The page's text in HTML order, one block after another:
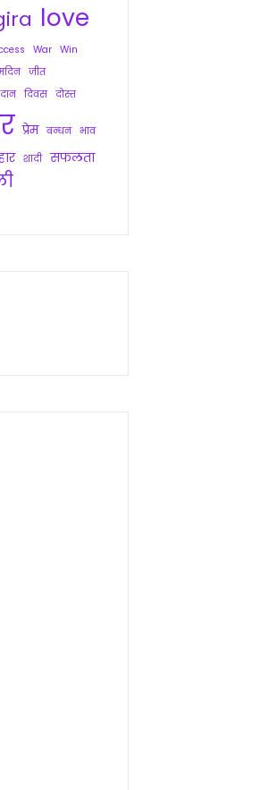
love
War
Win
जीत
दान दिवस दोस्त
प्रेम बन्धन भाव
शादी सफलता